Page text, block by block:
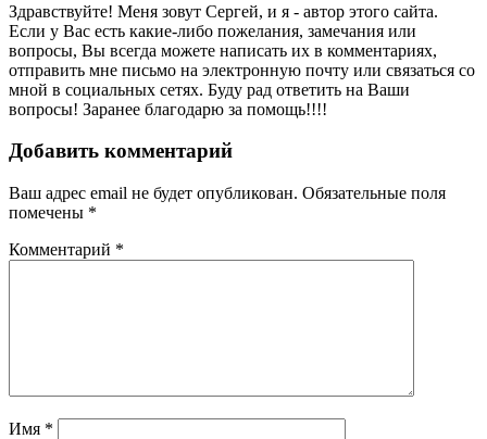
Здравствуйте! Меня зовут Сергей, и я - автор этого сайта.
Если у Вас есть какие-либо пожелания, замечания или
вопросы, Вы всегда можете написать их в комментариях,
отправить мне письмо на электронную почту или связаться со
мной в социальных сетях. Буду рад ответить на Ваши
вопросы! Заранее благодарю за помощь!!!!
Добавить комментарий
Ваш адрес email не будет опубликован. Обязательные поля
помечены *
Комментарий *
Имя *